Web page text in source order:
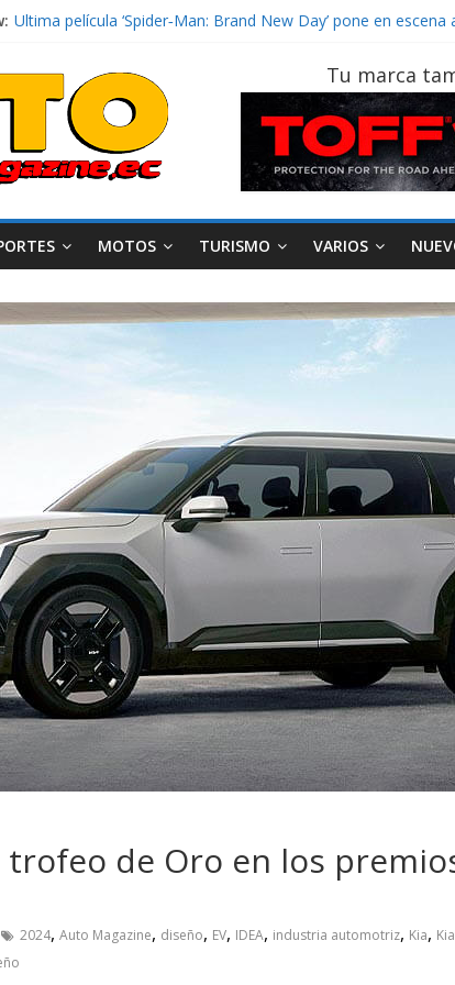
El costo de tener un vehículo gana protagonismo a la hora
¿Qué puede pasar con tu vehículo si permanece varios días
La Vuelta al Ecuador 2026, edición 47ª, recorre 7 provincias
La FEDAK recibe 12 Sinotruk Bolden para cubrir las rutas de
Tu marca
MOTOS TURISMO VARIOS
trofeo de Oro en los
2024, Auto Magazine, diseño, EV, IDEA, industria automotriz, Kia,
Movilidad Turismo Varios
¿Qué puede pasar con tu
vehículo si permanece
varios días sin usar?
AEADE
Movilidad
en la